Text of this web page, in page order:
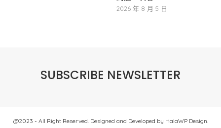
2026 年 8 月 5 日
SUBSCRIBE NEWSLETTER
@2023 - All Right Reserved. Designed and Developed by HalaWP Design.